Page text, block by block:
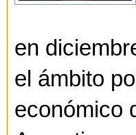
en
el ámbito
económico